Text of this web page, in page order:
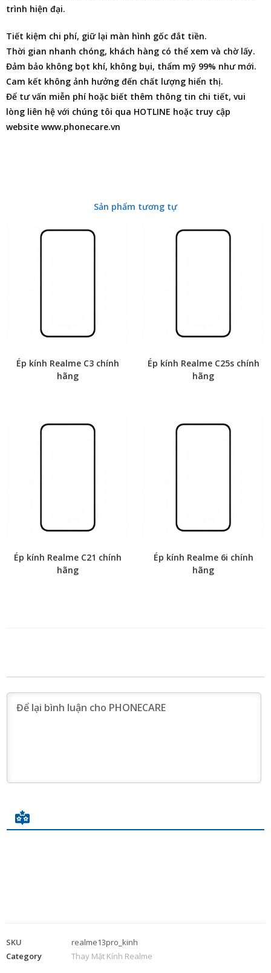
trình hiện đại.
Tiết kiệm chi phí, giữ lại màn hình gốc đắt tiền.
Thời gian nhanh chóng, khách hàng có thể xem và chờ lấy.
Đảm bảo không bọt khí, không bụi, thẩm mỹ 99% như mới.
Cam kết không ảnh hưởng đến chất lượng hiển thị.
Để tư vấn miễn phí hoặc biết thêm thông tin chi tiết, vui
lòng liên hệ với chúng tôi qua HOTLINE hoặc truy cập
website www.phonecare.vn
Sản phẩm tương tự
Ép kính Realme C3 chính
hãng
Ép kính Realme C25s chính
hãng
Ép kính Realme C21 chính
hãng
Ép kính Realme 6i chính
hãng
SKU
realme13pro_kinh
Category
Thay Mặt Kính Realme